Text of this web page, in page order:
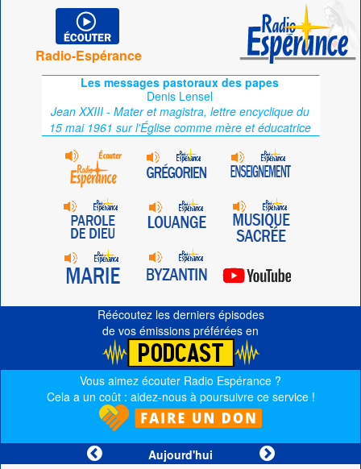
Radio-Espérance
Les messages pastoraux des papes
Denis Lensel
Jean XXIII - Mater et magistra, lettre encyclique du
15 mai 1961 sur l'Église comme mère et éducatrice
Réécoutez les derniers épisodes
de vos émissions préférées en
Vous aimez écouter Radio Espérance ?
Cela a un coût : aidez-nous à poursuivre ce service !
Aujourd'hui